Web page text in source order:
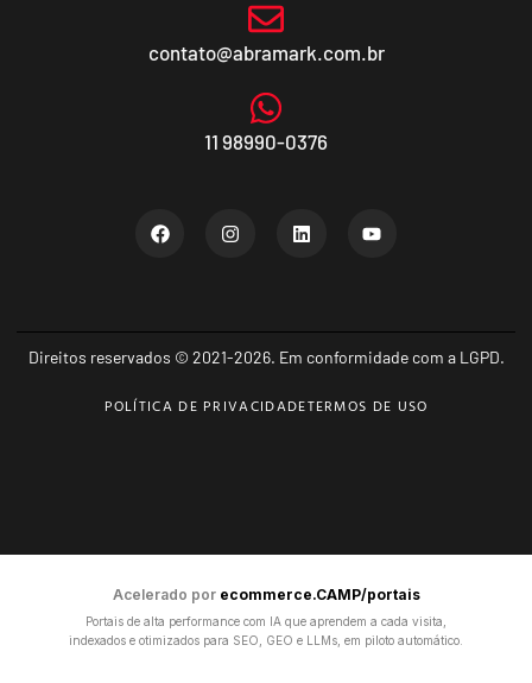
contato@abramark.com.br
11 98990-0376
Direitos reservados © 2021-2026. Em conformidade com a LGPD.
POLÍTICA DE PRIVACIDADETERMOS DE USO
Acelerado por ecommerce.CAMP/portais
Portais de alta performance com IA que aprendem a cada visita,
indexados e otimizados para SEO, GEO e LLMs, em piloto automático.